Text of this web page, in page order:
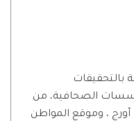
الصحافية، من
، وموقع المواطن